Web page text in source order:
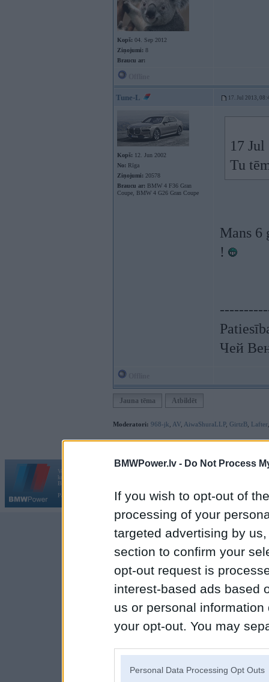
BMWPower.lv - Do Not Process
If you wish to opt-out of
processing of your
targeted advertising by
section to confirm your
opt-out request is
interest-based ads based
us or personal
your opt-out. You may
Personal Data Processing Opt Outs
Kopš: 04. Sep 2012
Ziņojumi: 8
Braucu ar:
Tune-L 17. Jul 2013,
Kopš: 12. Jun 2002
No: Rīga
Ziņojumi: 20578
Braucu ar: BMW 4 F36 Gran
Coupe, BMW 4 G26 Gran Coupe
17
Tu
Mans 6
!
Чей
Jauna tēma Atbildēt
Moderatori: 968-jk AV AiwaShuraLLP, GirtzB Lafter
Vortāls BMWPower.lv darbojas
kopš 2002. gada 14. maija. Tas nav auto klubs un nav saistīts ar
BMW AG.
Par BMWPower
Kontakti | Reklāma